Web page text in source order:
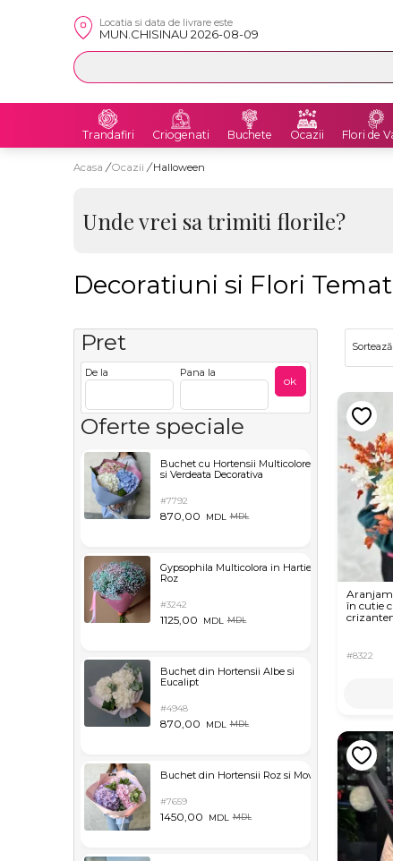
Locatia si data de livrare este
MUN.CHISINAU 2026-08-09
Trandafiri Criogenati Buchete Ocazii Flori de
Acasa / Ocazii / Halloween
Unde vrei sa trimiti florile?
Decoratiuni si Flori
Pret
De la Pana la
ok
Oferte speciale
Buchet cu Hortensii Multicolore
si Verdeata Decorativa
#7792
870,00 MDL MDL
Gypsophila Multicolora in Hartie
Roz
#3242
1125,00 MDL MDL
Buchet din Hortensii Albe si
Eucalipt
#4948
870,00 MDL MDL
Buchet din Hortensii Roz si Mov
#7659
1450,00 MDL MDL
în cutie
#8322